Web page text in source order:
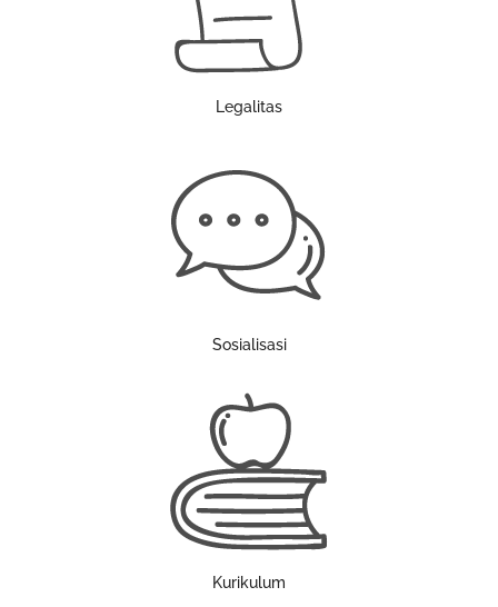
Legalitas
Sosialisasi
Kurikulum